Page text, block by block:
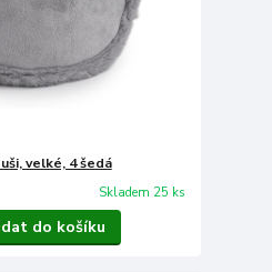
velké, 4 šedá
Skladem 25 ks
do košíku